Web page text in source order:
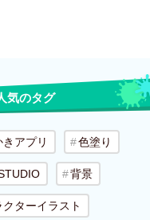
気のタグ
アプリ 色塗り
背景
ターイラスト